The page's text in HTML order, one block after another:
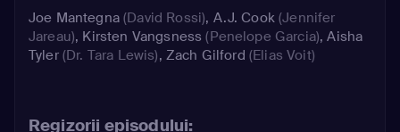
Joe Mantegna(David Rossi), A.J. Cook(Jennifer
Jareau), Kirsten Vangsness (Penelope Garcia),Aisha
Tyler(Dr. Tara Lewis), Zach Gilford (Elias Voit)
Regizorii episodului: